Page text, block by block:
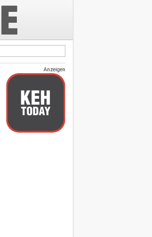
Anzeigen